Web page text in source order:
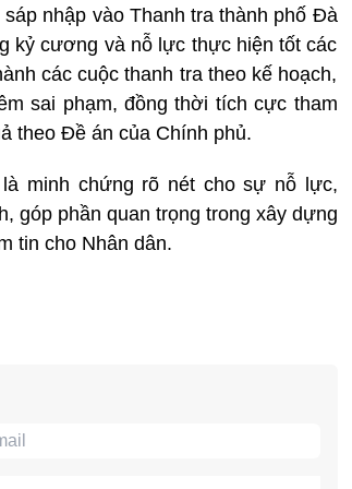
nhập vào Thanh tra thành phố Đà
kỷ cương và nỗ lực thực hiện tốt các
các cuộc thanh tra theo kế hoạch,
sai phạm, đồng thời tích cực tham
theo Đề án của Chính phủ.
minh chứng rõ nét cho sự nỗ lực,
góp phần quan trọng trong xây dựng
tin cho Nhân dân.